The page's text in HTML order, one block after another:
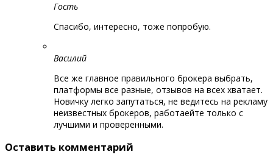
Гость
Спасибо, интересно, тоже попробую.
Василий
Все же главное правильного брокера выбрать,
платформы все разные, отзывов на всех хватает.
Новичку легко запутаться, не ведитесь на рекламу
неизвестных брокеров, работаейте только с
лучшими и проверенными.
Оставить комментарий